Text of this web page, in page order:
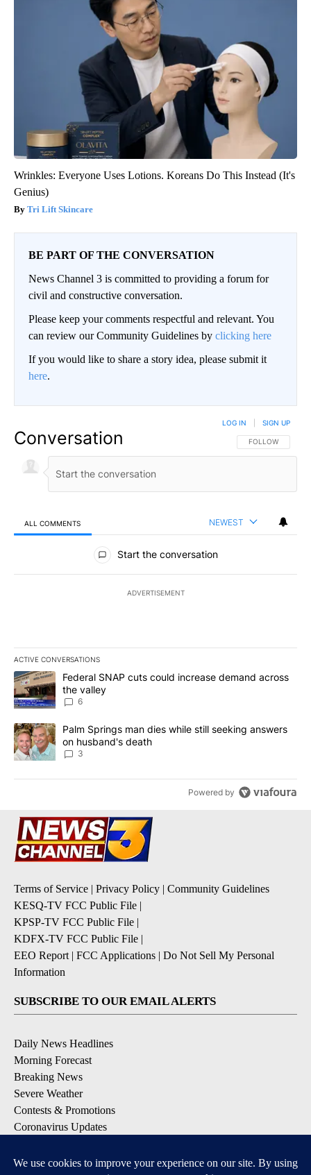
Wrinkles: Everyone Uses Lotions. Koreans Do This Instead (It's
Genius)
Tri Lift Skincare
BE PART OF THE CONVERSATION
News Channel 3 is committed to providing a forum for
civil and constructive conversation.
Please keep your comments respectful and relevant. You
can review our Community Guidelines by clicking here
If you would like to share a story idea, please submit it
here.
Conversation FOLLOW THIS
FOLLOW
LOG IN SIGN UP
ALL COMMENTS NEWEST
All Comments
Start the conversation
ADVERTISEMENT
ACTIVE CONVERSATIONS
The following is a list of the most commented articles in the last
A trending article titled "Federal SNAP cuts could increase
Federal SNAP cuts could increase demand across
the valley
6
A trending article titled "Palm Springs man dies while still
Palm Springs man dies while still seeking answers
on husband's death
3
Powered by
Terms of Service | Privacy Policy | Community Guidelines
KESQ-TV FCC Public File |
KPSP-TV FCC Public File |
KDFX-TV FCC Public File |
EEO Report | FCC Applications | Do Not Sell My Personal
Information
SUBSCRIBE TO OUR EMAIL ALERTS
Daily News Headlines
Morning Forecast
Breaking News
Severe Weather
Contests & Promotions
Coronavirus Updates